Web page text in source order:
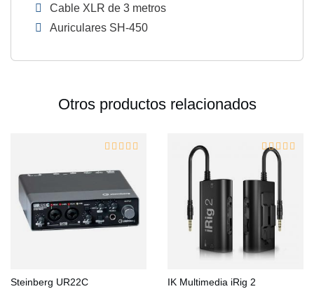
Cable XLR de 3 metros
Auriculares SH-450
Otros productos relacionados
Steinberg UR22C IK Multimedia iRig 2